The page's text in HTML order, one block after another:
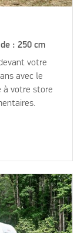
: 250 cm
votre
avec le
à votre store